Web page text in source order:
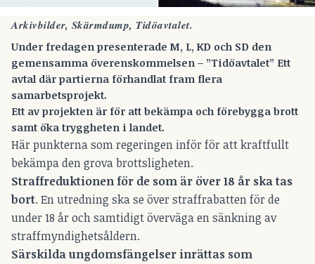
Arkivbilder, Skärmdump, Tidöavtalet.
Under fredagen presenterade M, L, KD och SD den
gemensamma överenskommelsen – ”Tidöavtalet” Ett
avtal där partierna förhandlat fram flera
samarbetsprojekt.
Ett av projekten är för att bekämpa och förebygga brott
samt öka tryggheten i landet.
Här punkterna som regeringen inför för att kraftfullt
bekämpa den grova brottsligheten.
Straffreduktionen för de som är över 18 år ska tas
bort. En utredning ska se över straffrabatten för de
under 18 år och samtidigt överväga en sänkning av
straffmyndighetsåldern.
Särskilda ungdomsfängelser inrättas som